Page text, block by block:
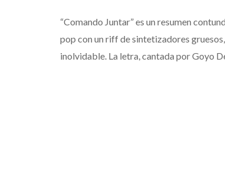
“Comando Juntar” es un resumen
pop con un riff de sintetizadores
inolvidable. La letra, cantada por Goyo